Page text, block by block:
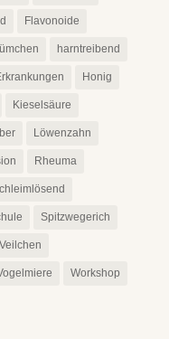
Flavonoide
harntreibend
Honig
Kieselsäure
Löwenzahn
Rheuma
Spitzwegerich
Veilchen
Workshop